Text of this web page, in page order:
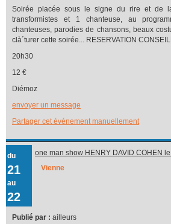
Soirée placée sous le signe du rire et de
transformistes et 1 chanteuse, au
chanteuses, parodies de chansons, beaux
clà´turer cette soirée... RESERVATION
20h30
12 €
Diémoz
envoyer un message
Partager cet événement manuellement
du
21
au
22
one man show HENRY DAVID COHEN
Vienne
Publié par : ailleurs